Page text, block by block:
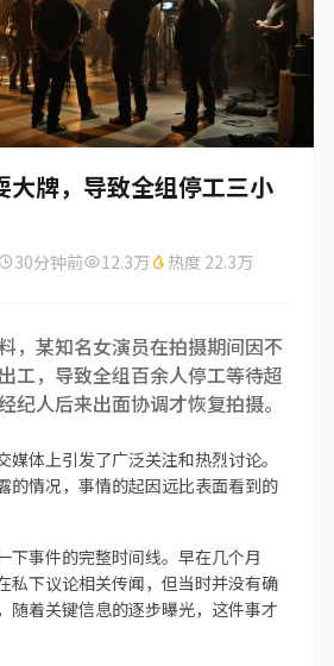
大牌，导致全组停工三小
30分钟前 12.3万 热度 22.3万
，某知名女演员在拍摄期间因不
工，导致全组百余人停工等待超
纪人后来出面协调才恢复拍摄。
媒体上引发了广泛关注和热烈讨论。
的情况，事情的起因远比表面看到的
下事件的完整时间线。早在几个月
私下议论相关传闻，但当时并没有确
随着关键信息的逐步曝光，这件事才